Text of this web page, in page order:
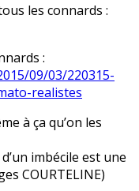
les connards :
:
09/03/220315-
realistes
à ça qu’on les
imbécile est une
COURTELINE)